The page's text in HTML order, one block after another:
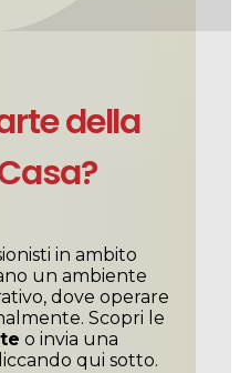
della
in ambito
un ambiente
dove operare
Scopri le
o invia una
qui sotto.